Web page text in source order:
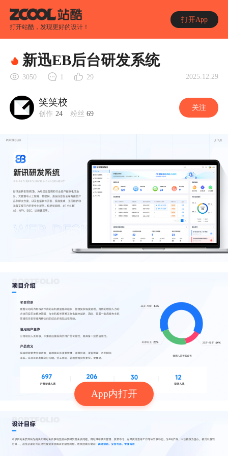
打开站酷，发现更好的设计！
打开App
App内打开
新迅EB后台研发系统
3050 1 29 2025.12.29
笑笑校
创作 24 粉丝 69
关注